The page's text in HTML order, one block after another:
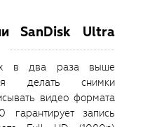
SanDisk Ultra
в два раза выше
делать снимки
видео формата
запись